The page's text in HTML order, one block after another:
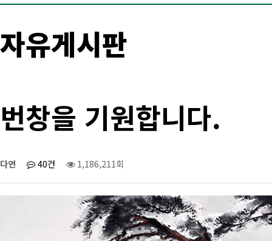
자유게시판
번창을 기원합니다.
다연 40건 1,186,211회